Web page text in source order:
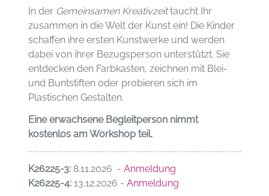
In der Gemeinsamen Kreativzeittaucht Ihr
zusammen in die Welt der Kunst ein! Die Kinder
schaffen ihre ersten Kunstwerke und werden
dabei von ihrer Bezugsperson unterstützt. Sie
entdecken den Farbkasten, zeichnen mit Blei-
und Buntstiften oder probieren sich im
Plastischen Gestalten.
Eine erwachsene Begleitperson nimmt
kostenlos am Workshop teil.
K26225-3: 8.11.2026 -Anmeldung
K26225-4:13.12.2026 -Anmeldung